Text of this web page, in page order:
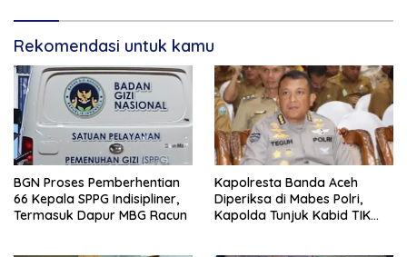
Rekomendasi untuk kamu
BGN Proses Pemberhentian
66 Kepala SPPG Indisipliner,
Termasuk Dapur MBG Racun
Kapolresta Banda Aceh
Diperiksa di Mabes Polri,
Kapolda Tunjuk Kabid TIK